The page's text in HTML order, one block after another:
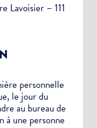
Lavoisier – 111
personnelle
le jour du
au bureau de
à une personne